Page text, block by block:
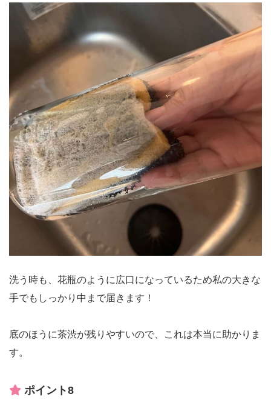
洗う時も、花瓶のように広口になっているため私の大きな
手でもしっかり中まで届きます！
底のほうに茶渋が残りやすいので、これは本当に助かりま
す。
ポイント8